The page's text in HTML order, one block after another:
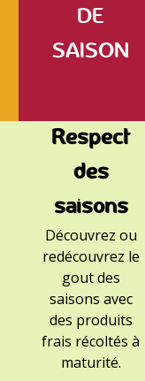
DE
SAISON
Respect
des
saisons
Découvrez ou
redécouvrez le
gout des
saisons avec
des produits
frais récoltés à
maturité.